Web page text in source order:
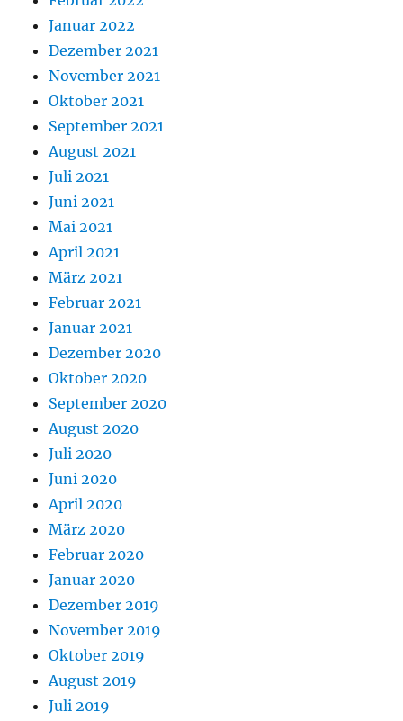
Januar 2022
Dezember 2021
November 2021
Oktober 2021
September 2021
August 2021
Juli 2021
Juni 2021
Mai 2021
April 2021
März 2021
Februar 2021
Januar 2021
Dezember 2020
Oktober 2020
September 2020
August 2020
Juli 2020
Juni 2020
April 2020
März 2020
Februar 2020
Januar 2020
Dezember 2019
November 2019
Oktober 2019
August 2019
Juli 2019